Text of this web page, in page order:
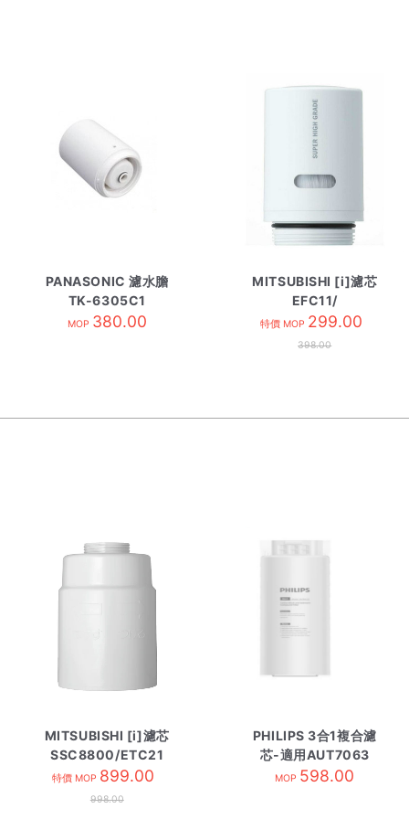
PANASONIC 濾水膽
TK-6305C1
MOP 380.00
MITSUBISHI [i]濾芯
EFC11/
特價 MOP 299.00
398.00
MITSUBISHI [i]濾芯
SSC8800/ETC21
特價 MOP 899.00
998.00
PHILIPS 3合1複合濾
芯-適用AUT7063
AUT601CF
MOP 598.00